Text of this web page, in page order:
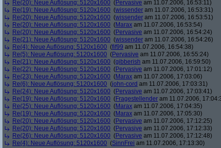
Re(20): Neue Auflösung: 5120x1600 (Pervasive am 11.07.2006, 16:53:11)
Re(19): Neue Auflösung: 5120x1600 (wissender am 11.07.2006, 16:53:31)
Re(20): Neue Auflösung: 5120x1600 (wissender am 11.07.2006, 16:53:51)
Re(20): Neue Auflösung: 5120x1600 (Marax am 11.07.2006, 16:53:54)
Re(20): Neue Auflösung: 5120x1600 (Pervasive am 11.07.2006, 16:54:24)
Re(21): Neue Auflösung: 5120x1600 (wissender am 11.07.2006, 16:54:26)
Re(4): Neue Auflösung: 5120x1600 (fif99 am 11.07.2006, 16:54:38)
Re(5): Neue Auflösung: 5120x1600 (Pervasive am 11.07.2006, 16:55:24)
Re(21): Neue Auflösung: 5120x1600 (gibberish am 11.07.2006, 16:59:50)
Re(22): Neue Auflösung: 5120x1600 (Pervasive am 11.07.2006, 17:01:12)
Re(23): Neue Auflösung: 5120x1600 (Marax am 11.07.2006, 17:03:06)
Re(6): Neue Auflösung: 5120x1600 (john-cord am 11.07.2006, 17:03:31)
Re(24): Neue Auflösung: 5120x1600 (Pervasive am 11.07.2006, 17:03:41)
Re(19): Neue Auflösung: 5120x1600 (Fragestellender am 11.07.2006,
Re(25): Neue Auflösung: 5120x1600 (Marax am 11.07.2006, 17:04:35)
Re(19): Neue Auflösung: 5120x1600 (Marax am 11.07.2006, 17:05:30)
Re(20): Neue Auflösung: 5120x1600 (Pervasive am 11.07.2006, 17:12:25)
Re(20): Neue Auflösung: 5120x1600 (Pervasive am 11.07.2006, 17:12:33)
Re(26): Neue Auflösung: 5120x1600 (Pervasive am 11.07.2006, 17:12:48)
Re(4): Neue Auflösung: 5120x1600 (SinnFrei am 11.07.2006, 17:13:30)